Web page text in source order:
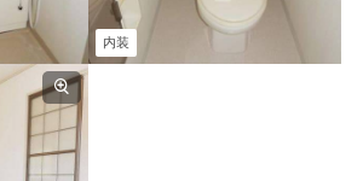
内装